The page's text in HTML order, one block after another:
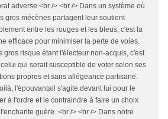
adverse.<br /> <br /> Dans un système où
gros mécènes partagent leur soutient
entre les rouges et les bleus, c'est la
efficace pour minimiser la perte de voies.
gros risque étant l'électeur non-acquis, c'est
qui serait susceptible de voter selon ses
propres et sans allégeance partisane.
l'épouvantail s'agite devant lui pour le
à l'ordre et le contraindre à faire un choix
guère. <br /> <br /> Dans notre